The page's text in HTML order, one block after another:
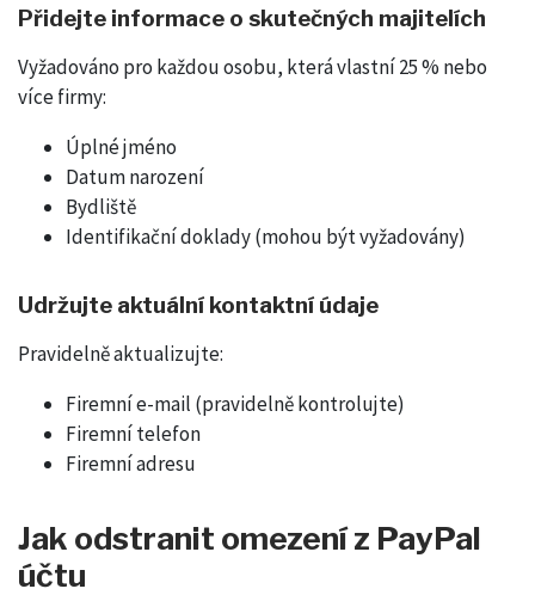
Přidejte informace o skutečných majitelích
Vyžadováno pro každou osobu, která vlastní 25 % nebo
více firmy:
Úplné jméno
Datum narození
Bydliště
Identifikační doklady (mohou být vyžadovány)
Udržujte aktuální kontaktní údaje
Pravidelně aktualizujte:
Firemní e-mail (pravidelně kontrolujte)
Firemní telefon
Firemní adresu
Jak odstranit omezení z PayPal
účtu